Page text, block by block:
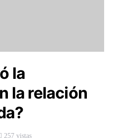
la
la relación
257 vistas